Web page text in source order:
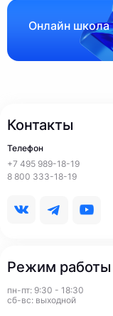
Онлайн школа
Контакты
Телефон
+7 495 989-18-19
8 800 333-18-19
Режим работы
пн-пт: 9:30 - 18:30
сб-вс: выходной